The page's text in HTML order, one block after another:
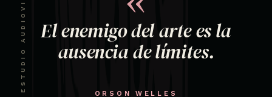
El enemigo del arte es la
ausencia de límites.
ORSON WELLES